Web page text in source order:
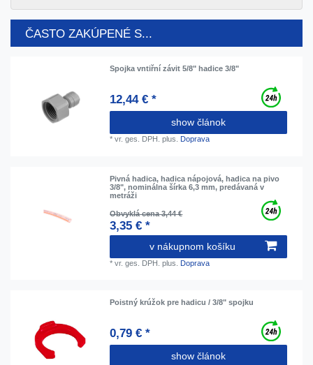
ČASTO ZAKÚPENÉ S...
Spojka vntiřní závit 5/8" hadice 3/8"
12,44 € *
show článok
*vr. ges. DPH. plus. Doprava
Pivná hadica, hadica nápojová, hadica na pivo
3/8", nominálna šírka 6,3 mm, predávaná v
metráži
Obvyklá cena 3,44 €
3,35 € *
v nákupnom košíku
*vr. ges. DPH. plus. Doprava
Poistný krúžok pre hadicu / 3/8" spojku
0,79 € *
show článok